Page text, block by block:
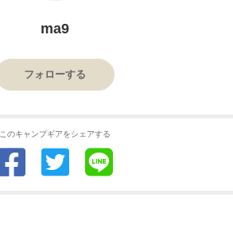
ma9
フォローする
このキャンプギアをシェアする